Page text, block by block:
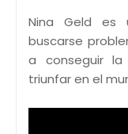
Nina Geld es
buscarse
a conseguir
triunfar en el